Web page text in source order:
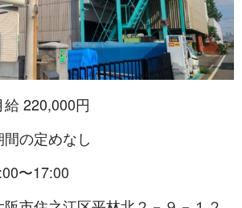
給 220,000円
間の定めなし
〜17:00